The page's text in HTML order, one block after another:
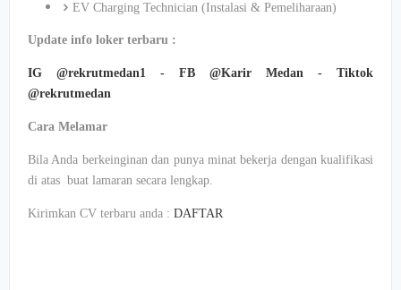
EV Charging Technician (Instalasi & Pemeliharaan)
Update info loker terbaru :
IG @rekrutmedan1 - FB @Karir Medan - Tiktok
@rekrutmedan
Cara Melamar
Bila Anda berkeinginan dan punya minat bekerja dengan kualifikasi
di atas buat lamaran secara lengkap.
Kirimkan CV terbaru anda : DAFTAR